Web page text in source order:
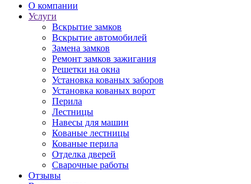
О компании
Услуги
Вскрытие замков
Вскрытие автомобилей
Замена замков
Ремонт замков зажигания
Решетки на окна
Установка кованых заборов
Установка кованых ворот
Перила
Лестницы
Навесы для машин
Кованые лестницы
Кованые перила
Отделка дверей
Сварочные работы
Отзывы